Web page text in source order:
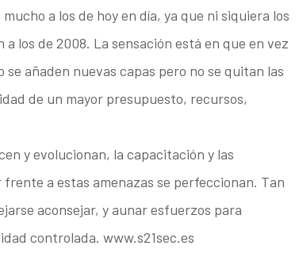
a los de hoy en día, ya que ni siquiera los
los de 2008. La sensación está en que en vez
añaden nuevas capas pero no se quitan las
de un mayor presupuesto, recursos,
y evolucionan, la capacitación y las
a estas amenazas se perfeccionan. Tan
aconsejar, y aunar esfuerzos para
controlada. www.s21sec.es